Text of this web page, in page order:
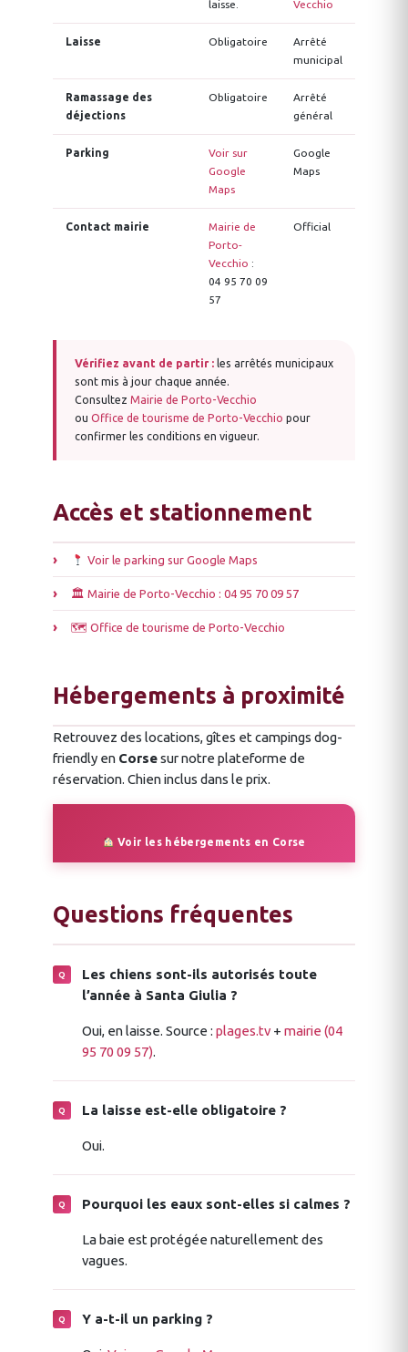
laisse.
Vecchio
Laisse Obligatoire
Arrêté
municipal
Ramassage des
déjections
Obligatoire
Arrêté
général
Parking
Voir sur
Google
Maps
Google
Maps
Contact mairie
Mairie de
Porto-
Vecchio :
04 95 70 09
57
Official
Vérifiez avant de partir : les arrêtés municipaux
sont mis à jour chaque année.
Consultez Mairie de Porto-Vecchio
ou Office de tourisme de Porto-Vecchio pour
confirmer les conditions en vigueur.
Accès et stationnement
Voir le parking sur Google Maps
🏛 Mairie de Porto-Vecchio : 04 95 70 09 57
🗺 Office de tourisme de Porto-Vecchio
Hébergements à proximité
Retrouvez des locations, gîtes et campings dog-
friendly en Corsesur notre plateforme de
réservation. Chien inclus dans le prix.
Voir les hébergements en Corse
Questions fréquentes
Les chiens sont-ils autorisés toute
l’année à Santa Giulia ?
Oui, en laisse. Source : plages.tv + mairie (04
95 70 09 57).
La laisse est-elle obligatoire ?
Oui.
Pourquoi les eaux sont-elles si calmes ?
La baie est protégée naturellement des
vagues.
Y a-t-il un parking ?